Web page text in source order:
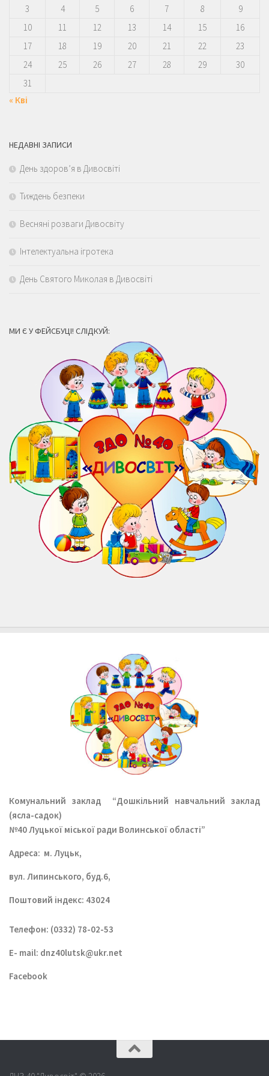
3 4 5 6 7 8
9
10
11 12 13 14 15
16
17
18 19 20 21 22
23
24
25 26 27 28 29
30
31
« Кві
НЕДАВНІ ЗАПИСИ
День здоров’я в Дивосвіті
Тиждень безпеки
Весняні розваги Дивосвіту
Інтелектуальна ігротека
День Святого Миколая в Дивосвіті
МИ Є У ФЕЙСБУЦІ! СЛІДКУЙ:
Комунальний заклад
“Дошкільний навчальний заклад
(ясла-садок)
№40 Луцької міської ради Волинської області”
Aдреса: м. Луцьк,
вул. Липинського, буд.6,
Поштовий індекс: 43024
Телефон: (0332) 78-02-53
E- mail: dnz40lutsk@ukr.net
Facebook